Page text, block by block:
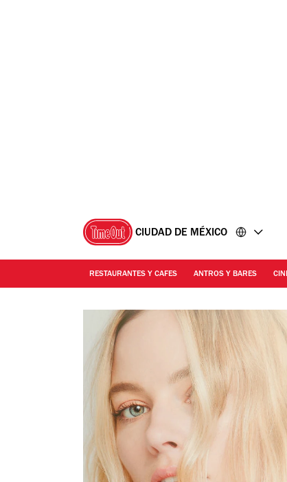
CIUDAD DE MÉXICO
RESTAURANTES Y CAFES ANTROS Y BARES